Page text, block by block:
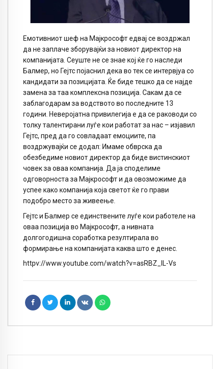
Емотивниот шеф на Мајкрософт едвај се воздржал
да не заплаче зборувајќи за новиот директор на
компанијата. Сеуште не се знае кој ќе го наследи
Балмер, но Гејтс појаснил дека во тек се интервјуа со
кандидати за позицијата. Ќе биде тешко да се најде
замена за таа комплексна позиција. Сакам да се
заблагодарам за водството во последните 13
години. Неверојатна привилегија е да се раководи со
толку талентирани луѓе кои работат за нас – изјавил
Гејтс, пред да го совладаат емоциите, па
воздржувајќи се додал: Имаме обврска да
обезбедиме новиот директор да биде вистинскиот
човек за оваа компанија. Да ја споделиме
одговорноста за Мајкрософт и да овозможиме да
успее како компанија која светот ќе го прави
подобро место за живеење.
Гејтс и Балмер се единствените луѓе кои работеле на
оваа позиција во Мајкрософт, а нивната
долгогодишна соработка резултирала во
формирање на компанијата каква што е денес.
httpv://www.youtube.com/watch?v=asRBZ_IL-Vs